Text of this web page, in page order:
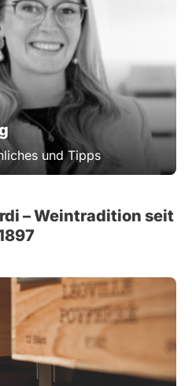
und Tipps
– Weintradition seit